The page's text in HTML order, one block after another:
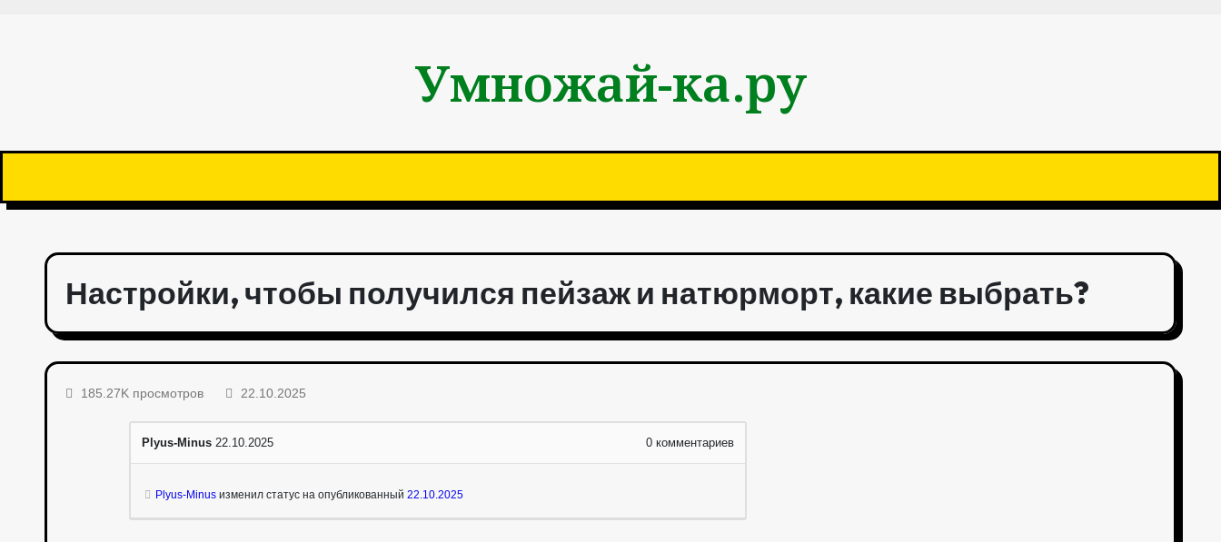
Умножай-ка.ру
Настройки, чтобы получился пейзаж и натюрморт, какие выбрать?
185.27K просмотров 22.10.2025
Plyus-Minus 22.10.2025 0 комментариев
Plyus-Minus изменил статус на опубликованный 22.10.2025